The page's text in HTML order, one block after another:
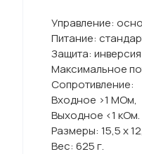
Управление:
Питание:
Защита:
Максимальное
Сопротивление:
Входное >1 МОм,
Выходное <1 кОм.
Размеры: 15,5 x
Вес: 625 г.